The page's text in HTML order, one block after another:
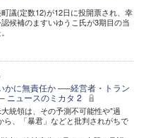
議(定数12)が12日に投開票され、幸
候補のますいゆうこ氏が3期目の当
かに無責任か ──経営者・トラン
ニュースのミカタ 2
大統領は、その予測不可能性や"過
ら、「暴君」などと批判されがちで